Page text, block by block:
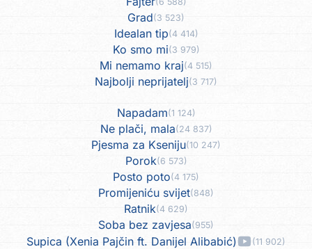
Grad(3 523)
Idealan tip(4 414)
Ko smo mi(3 979)
Mi nemamo kraj(4 515)
Najbolji neprijatelj(3 717)
Napadam(1 124)
Ne plači, mala(24 837)
Pjesma za Kseniju(10 247)
Porok(6 573)
Posto poto(4 175)
Promijeniću svijet(848)
Ratnik(4 629)
Soba bez zavjesa(955)
Supica (Xenia Pajčin ft. Danijel Alibabić) (11 902)